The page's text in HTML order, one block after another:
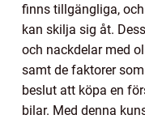
finns tillgängliga,
kan skilja sig åt.
och nackdelar med
samt de faktorer
beslut att köpa en
bilar. Med denna